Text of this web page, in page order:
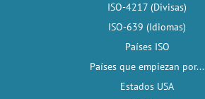
ISO-4217 (Divisas)
ISO-639 (Idiomas)
Países ISO
Países que empiezan por...
Estados USA